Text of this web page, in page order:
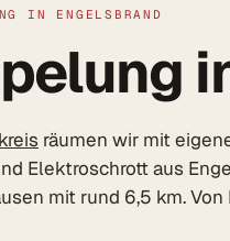
IN ENGELSBRAND
räumen wir mit
Elektroschrott aus
mit rund 6,5 km.